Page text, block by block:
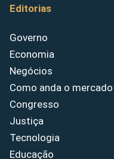
Editorias
Governo
Economia
Negócios
Como anda o mercado
Congresso
Justiça
Tecnologia
Educação